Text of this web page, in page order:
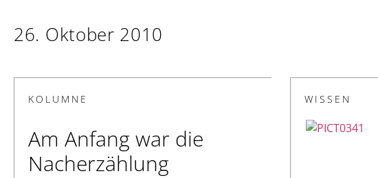
26. Oktober 2010
KOLUMNE
Am Anfang war die
Nacherzählung
WISSEN